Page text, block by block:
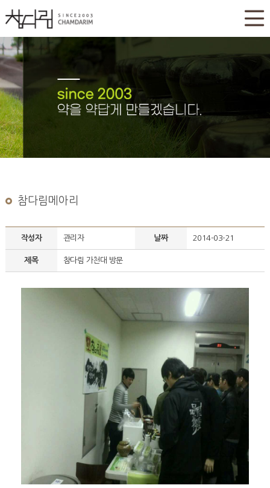
참다림메아리
작성자 관리자 날짜 2014-03-21
제목 참다림 가천대 방문